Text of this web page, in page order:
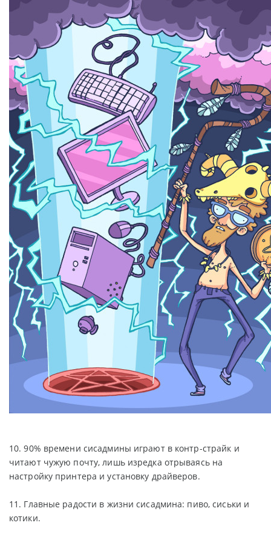
10. 90% времени сисадмины играют в контр-страйк и
читают чужую почту, лишь изредка отрываясь на
настройку принтера и установку драйверов.
11. Главные радости в жизни сисадмина: пиво, сиськи и
котики.